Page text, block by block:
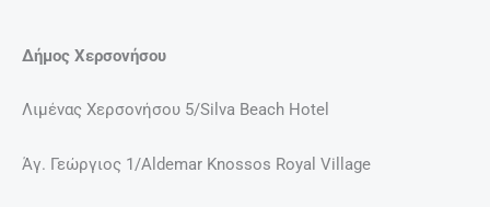
Δήμος Χερσονήσου
Λιμένας Χερσονήσου 5/Silva Beach Hotel
Άγ. Γεώργιος 1/Aldemar Knossos Royal Village